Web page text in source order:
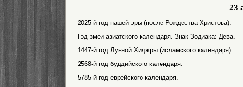
23
2025-й год нашей эры (после Рождества Христова).
Год змеи азиатского календаря. Знак Зодиака: Дева.
1447-й год Лунной Хиджры (исламского календаря).
2568-й год буддийского календаря.
5785-й год еврейского календаря.